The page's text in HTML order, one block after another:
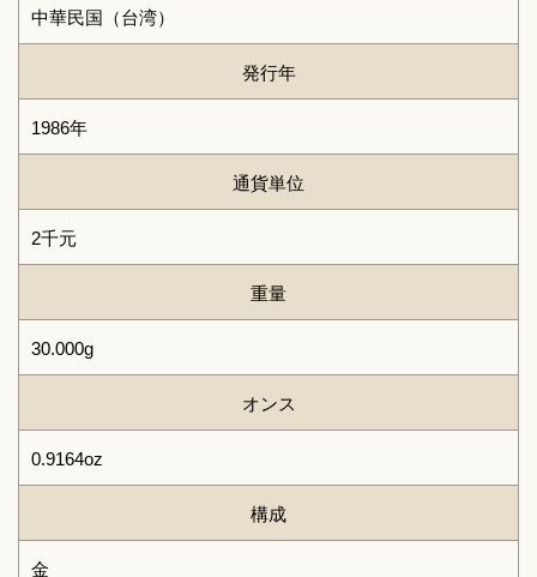
中華民国（台湾）
発行年
1986年
通貨単位
2千元
重量
30.000g
オンス
0.9164oz
構成
金